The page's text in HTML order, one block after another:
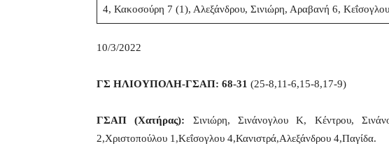
4, Κακοσούρη 7 (1), Αλεξάνδρου, Σινιώρη, Αραβανή 6,
10/3/2022
ΓΣ ΗΛΙΟΥΠΟΛΗ-ΓΣΑΠ: 68-31 (25-8,11-6,15-8,17-9)
ΓΣΑΠ (Χατήρας): Σινιώρη, Σινάνογλου Κ, Κέντρου,
2,Χριστοπούλου 1,Κεΐσογλου 4,Κανιστρά,Αλεξάνδρου 4,Παγίδα.